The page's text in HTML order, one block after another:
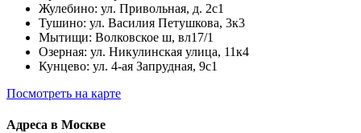
Жулебино: ул. Привольная, д. 2с1
Тушино: ул. Василия Петушкова, 3к3
Мытищи: Волковское ш, вл17/1
Озерная: ул. Никулинская улица, 11к4
Кунцево: ул. 4-ая Запрудная, 9с1
Посмотреть на карте
Адреса в Москве